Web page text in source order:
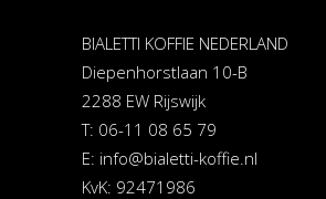
BIALETTI KOFFIE NEDERLAND
Diepenhorstlaan 10-B
2288 EW Rijswijk
T: 06-11 08 65 79
E: info@bialetti-koffie.nl
KvK: 92471986